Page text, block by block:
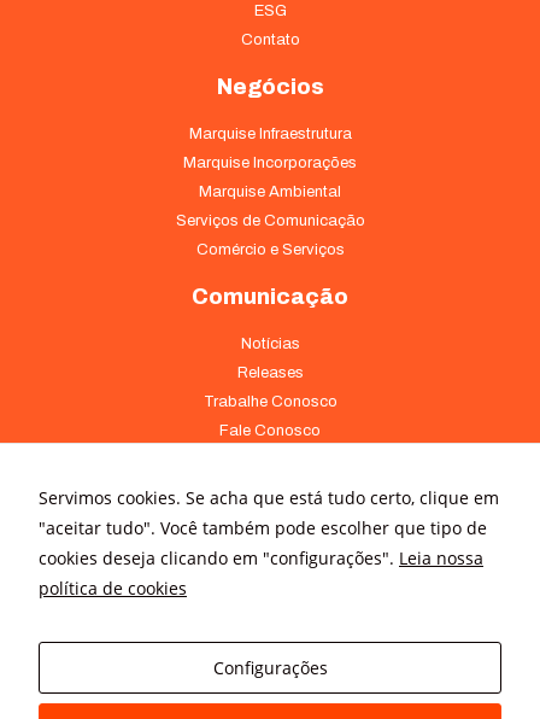
ESG
Contato
Negócios
Marquise Infraestrutura
Marquise Incorporações
Marquise Ambiental
Serviços de Comunicação
Comércio e Serviços
Comunicação
Notícias
Releases
Trabalhe Conosco
Fale Conosco
Av. Pontes Vieira, 1838 - Dionísio Torres Fortaleza - CE 60135-238
Av Brigadeiro Faria Lima, 3015 – conj. 41 - Jardim Paulistano São
Servimos cookies. Se acha que está tudo certo, clique em
"aceitar tudo". Você também pode escolher que tipo de
cookies deseja clicando em "configurações". Leia nossa
política de cookies
Configurações